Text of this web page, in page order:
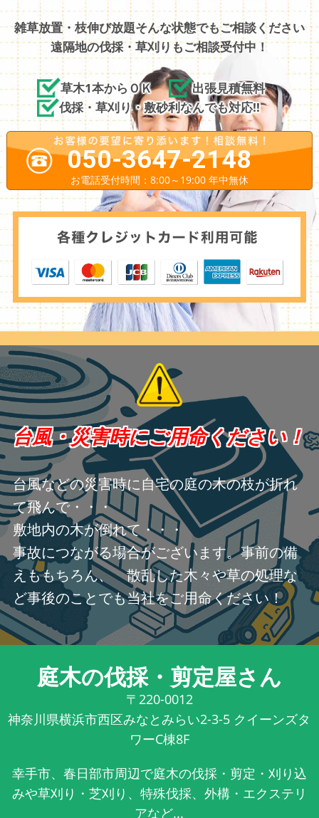
雑草放置・枝伸び放題そんな状態でもご相談ください
遠隔地の伐採・草刈りもご相談受付中！
草木1本からＯＫ
出張見積無料
伐採・草刈り・敷砂利なんでも対応!!
050-3647-2148
お電話受付時間：8:00～19:00 年中無休
台風・災害時にご用命ください！
台風などの災害時に自宅の庭の木の枝が折れ
て飛んで・・・
敷地内の木が倒れて・・・
事故につながる場合がございます。事前の備
えももちろん、 散乱した木々や草の処理な
ど事後のことでも当社をご用命ください！
庭木の伐採・剪定屋さん
〒220-0012
神奈川県横浜市西区みなとみらい2-3-5 クイーンズタ
ワーC棟8F
幸手市、春日部市周辺で庭木の伐採・剪定・刈り込
みや草刈り・芝刈り、特殊伐採、外構・エクステリ
アなど...